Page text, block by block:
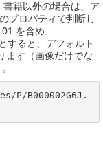
籍以外の場合は、ア
プロパティで判断し
を含め、
すると、デフォルト
ます（画像だけでな
P/B000002G6J.